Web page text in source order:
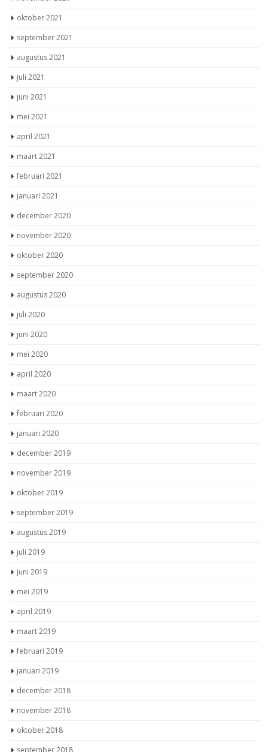
oktober 2021
september 2021
augustus 2021
juli 2021
juni 2021
mei 2021
april 2021
maart 2021
februari 2021
januari 2021
december 2020
november 2020
oktober 2020
september 2020
augustus 2020
juli 2020
juni 2020
mei 2020
april 2020
maart 2020
februari 2020
januari 2020
december 2019
november 2019
oktober 2019
september 2019
augustus 2019
juli 2019
juni 2019
mei 2019
april 2019
maart 2019
februari 2019
januari 2019
december 2018
november 2018
oktober 2018
september 2018